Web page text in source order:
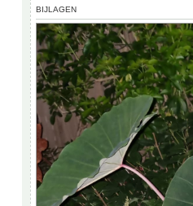
BIJLAGEN